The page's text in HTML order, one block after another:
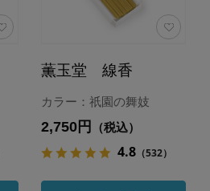
薫玉堂 線香
カラー：祇園の舞妓
2,750円 （税込）
4.8（532）